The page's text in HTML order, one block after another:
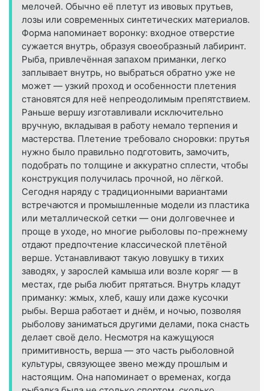
мелочей. Обычно её плетут из ивовых прутьев,
лозы или современных синтетических материалов.
Форма напоминает воронку: входное отверстие
сужается внутрь, образуя своеобразный лабиринт.
Рыба, привлечённая запахом приманки, легко
заплывает внутрь, но выбраться обратно уже не
может — узкий проход и особенности плетения
становятся для неё непреодолимым препятствием.
Раньше вершу изготавливали исключительно
вручную, вкладывая в работу немало терпения и
мастерства. Плетение требовало сноровки: прутья
нужно было правильно подготовить, замочить,
подобрать по толщине и аккуратно сплести, чтобы
конструкция получилась прочной, но лёгкой.
Сегодня наряду с традиционными вариантами
встречаются и промышленные модели из пластика
или металлической сетки — они долговечнее и
проще в уходе, но многие рыболовы по-прежнему
отдают предпочтение классической плетёной
верше. Устанавливают такую ловушку в тихих
заводях, у зарослей камыша или возле коряг — в
местах, где рыба любит прятаться. Внутрь кладут
приманку: жмых, хлеб, кашу или даже кусочки
рыбы. Верша работает и днём, и ночью, позволяя
рыболову заниматься другими делами, пока снасть
делает своё дело. Несмотря на кажущуюся
примитивность, верша — это часть рыболовной
культуры, связующее звено между прошлым и
настоящим. Она напоминает о временах, когда